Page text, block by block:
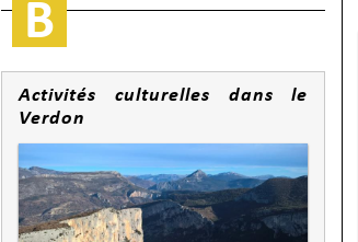
Activités culturelles dans le
Verdon